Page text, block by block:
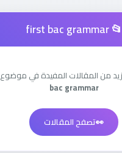
📂 first bac grammar
من المقالات المفيدة في موضوع
bac grammar
👀تصفح المقالات